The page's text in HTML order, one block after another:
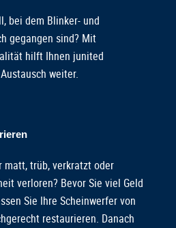
bei dem Blinker- und
gegangen sind? Mit
hilft Ihnen junited
weiter.
matt, trüb, verkratzt oder
verloren? Bevor Sie viel Geld
Sie Ihre Scheinwerfer von
restaurieren. Danach